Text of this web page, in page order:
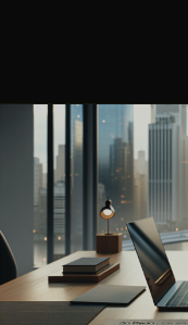
INSTAGRAM
WHATSAPP